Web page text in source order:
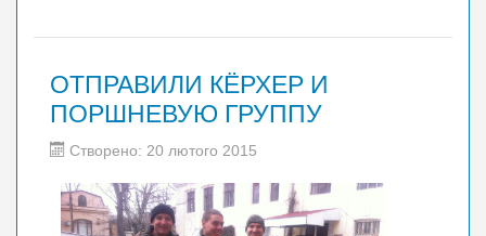
ОТПРАВИЛИ КЁРХЕР И
ПОРШНЕВУЮ ГРУППУ
Створено: 20 лютого 2015